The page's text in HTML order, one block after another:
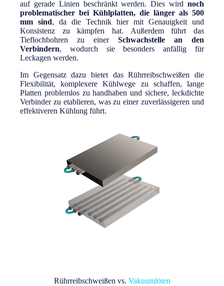
auf gerade Linien beschränkt werden. Dies wird noch
problematischer bei Kühlplatten, die länger als 500
mm sind, da die Technik hier mit Genauigkeit und
Konsistenz zu kämpfen hat. Außerdem führt das
Tieflochbohren zu einer Schwachstelle an den
Verbindern, wodurch sie besonders anfällig für
Leckagen werden.
Im Gegensatz dazu bietet das Rührreibschweißen die
Flexibilität, komplexere Kühlwege zu schaffen, lange
Platten problemlos zu handhaben und sichere, leckdichte
Verbinder zu etablieren, was zu einer zuverlässigeren und
effektiveren Kühlung führt.
Rührreibschweißen vs. Vakuumlöten